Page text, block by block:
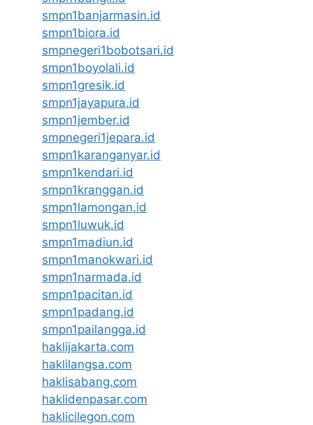
smpn1banjarmasin.id
smpn1biora.id
smpnegeri1bobotsari.id
smpn1boyolali.id
smpn1gresik.id
smpn1jayapura.id
smpn1jember.id
smpnegeri1jepara.id
smpn1karanganyar.id
smpn1kendari.id
smpn1kranggan.id
smpn1lamongan.id
smpn1luwuk.id
smpn1madiun.id
smpn1manokwari.id
smpn1narmada.id
smpn1pacitan.id
smpn1padang.id
smpn1pailangga.id
haklijakarta.com
haklilangsa.com
haklisabang.com
haklidenpasar.com
haklicilegon.com